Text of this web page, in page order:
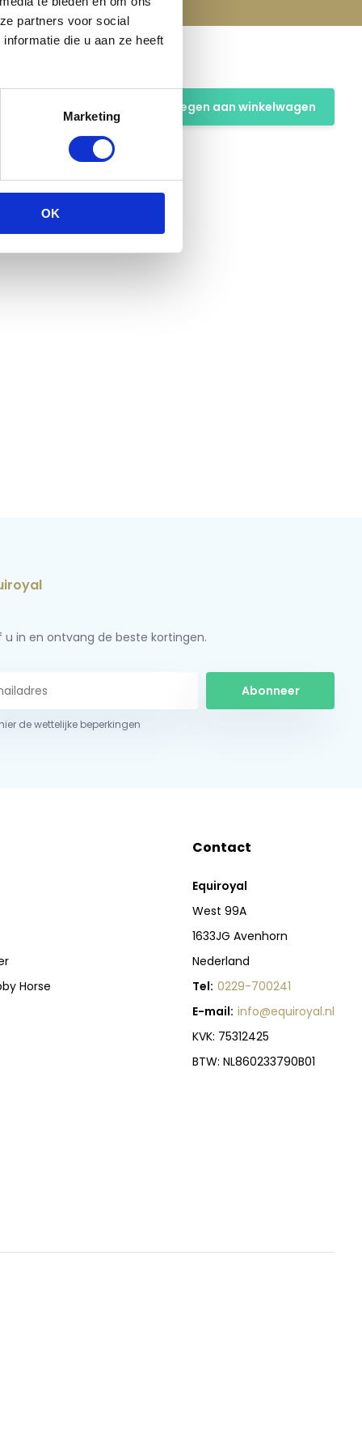
partners voor social
die u aan ze heeft
Marketing
OK
Toevoegen aan winkelwagen
u in en ontvang de beste kortingen.
Abonneer
de wettelijke beperkingen
Horse
Contact
Equiroyal
West 99A
1633JG Avenhorn
Nederland
Tel: 0229-700241
E-mail: info@equiroyal.nl
KVK: 75312425
BTW: NL860233790B01